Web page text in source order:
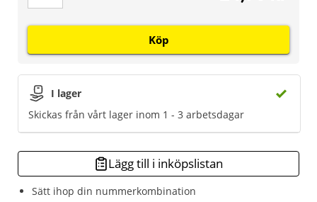
Sätt ihop din nummerkombination
I lager
Skickas från vårt lager inom 1 - 3 arbetsdagar
Köp
Lägg till i inköpslistan